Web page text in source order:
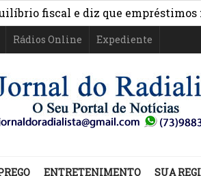
e diz que empréstimos
Rádios Online Expediente
ENTRETENIMENTO SUA